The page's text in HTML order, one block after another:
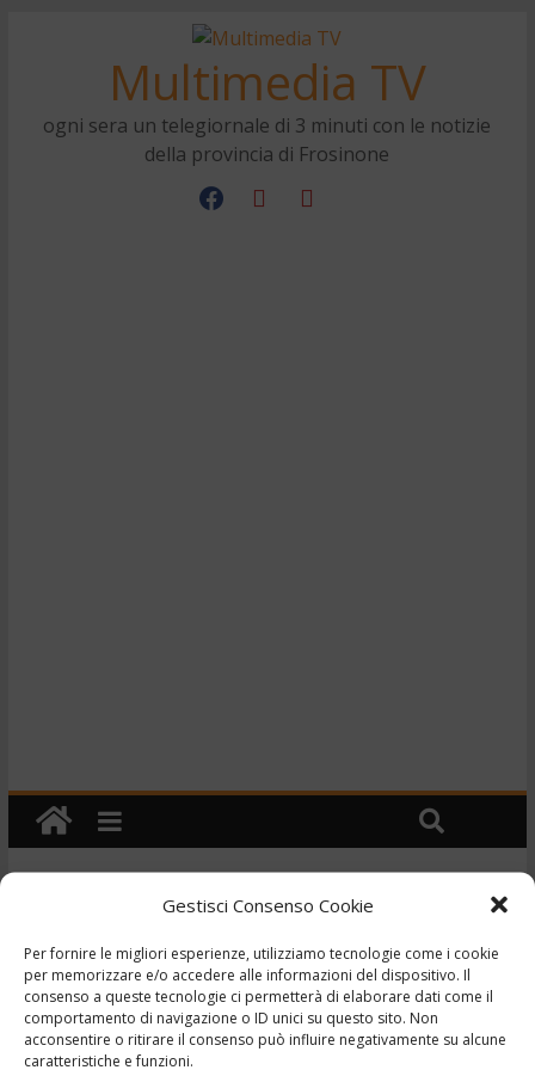
Gestisci Consenso Cookie
Per fornire le migliori esperienze, utilizziamo tecnologie come i cookie
per memorizzare e/o accedere alle informazioni del dispositivo. Il
consenso a queste tecnologie ci permetterà di elaborare dati come il
comportamento di navigazione o ID unici su questo sito. Non
acconsentire o ritirare il consenso può influire negativamente su alcune
caratteristiche e funzioni.
Multimedia TV
ogni sera un telegiornale di 3 minuti con le notizie
della provincia di Frosinone
TG – Ricatto al prete –
23/12/2022
23 Dicembre 2022 Ciociaria,Frosinone,telegiornale ,